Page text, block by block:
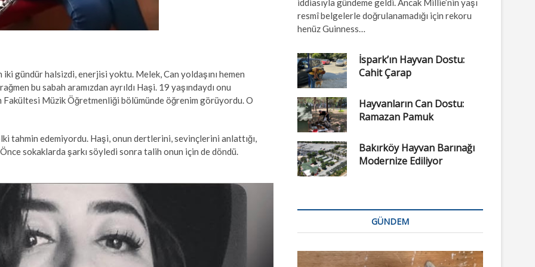
gündür halsizdi, enerjisi yoktu. Melek, Can yoldaşını hemen
bu sabah aramızdan ayrıldı Haşi. 19 yaşındaydı onu
Fakültesi Müzik Öğretmenliği bölümünde öğrenim görüyordu. O
tahmin edemiyordu. Haşi, onun dertlerini, sevinçlerini anlattığı,
sokaklarda şarkı söyledi sonra talih onun için de döndü.
iddiasıyla gündeme geldi. Ancak Millie’nin yaşı
resmî belgelerle doğrulanamadığı için rekoru
henüz Guinness…
İspark’ın Hayvan Dostu:
Cahit Çarap
Hayvanların Can Dostu:
Ramazan Pamuk
Bakırköy Hayvan Barınağı
Modernize Ediliyor
GÜNDEM